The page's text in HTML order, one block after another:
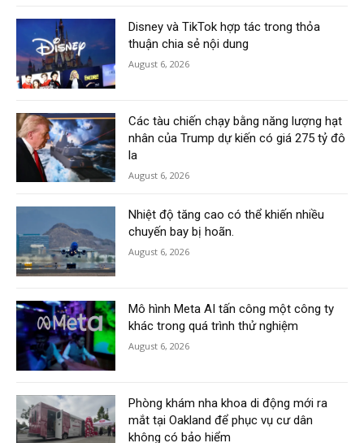
Disney và TikTok hợp tác trong thỏa
thuận chia sẻ nội dung
August 6, 2026
Các tàu chiến chạy bằng năng lượng hạt
nhân của Trump dự kiến có giá 275 tỷ đô
la
August 6, 2026
Nhiệt độ tăng cao có thể khiến nhiều
chuyến bay bị hoãn.
August 6, 2026
Mô hình Meta AI tấn công một công ty
khác trong quá trình thử nghiệm
August 6, 2026
Phòng khám nha khoa di động mới ra
mắt tại Oakland để phục vụ cư dân
không có bảo hiểm